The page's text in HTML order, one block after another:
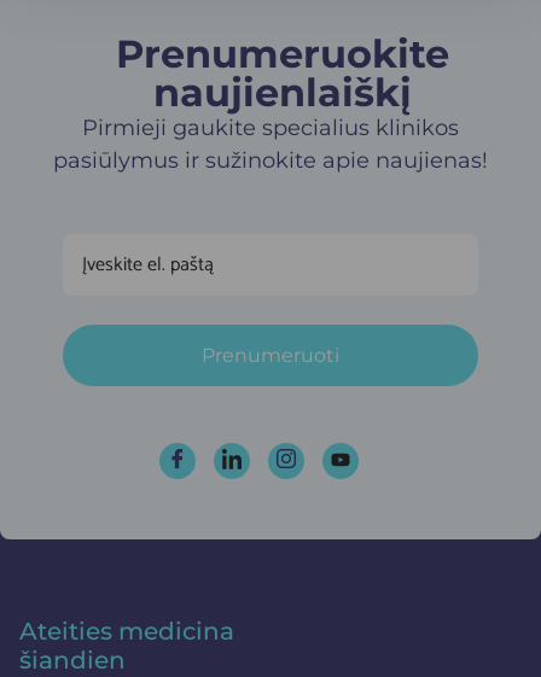
Prenumeruokite
naujienlaiškį​
Pirmieji gaukite specialius klinikos
pasiūlymus ir sužinokite apie naujienas!
Prenumeruoti
Ateities medicina
šiandien